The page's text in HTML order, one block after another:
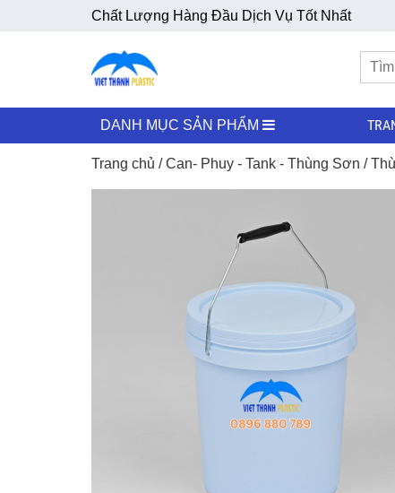
Chất Lượng Hàng Đầu Dịch Vụ Tốt Nhất
DANH MỤC SẢN PHẨM
Trang chủ /Can- Phuy - Tank - Thùng Sơn /